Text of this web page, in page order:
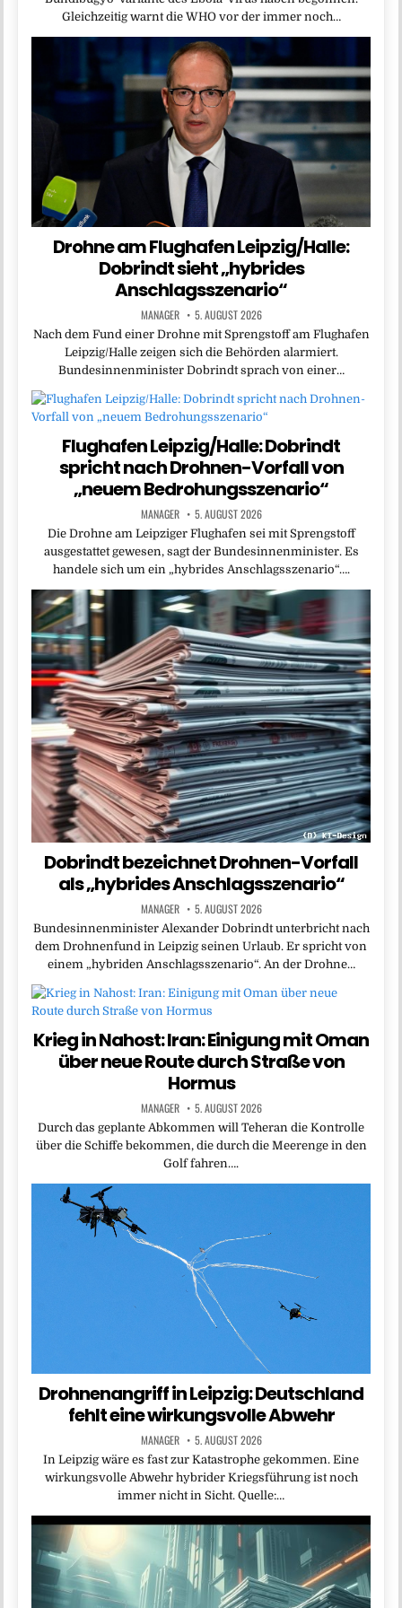
Gleichzeitig warnt die WHO vor der immer noch…
Drohne am Flughafen Leipzig/Halle:
Dobrindt sieht „hybrides
Anschlagsszenario“
MANAGER 5. AUGUST 2026
Nach dem Fund einer Drohne mit Sprengstoff am Flughafen
Leipzig/Halle zeigen sich die Behörden alarmiert.
Bundesinnenminister Dobrindt sprach von einer…
Flughafen Leipzig/Halle: Dobrindt
spricht nach Drohnen-Vorfall von
„neuem Bedrohungsszenario“
MANAGER 5. AUGUST 2026
Die Drohne am Leipziger Flughafen sei mit Sprengstoff
ausgestattet gewesen, sagt der Bundesinnenminister. Es
handele sich um ein „hybrides Anschlagsszenario“….
Dobrindt bezeichnet Drohnen-Vorfall
als „hybrides Anschlagsszenario“
MANAGER 5. AUGUST 2026
Bundesinnenminister Alexander Dobrindt unterbricht nach
dem Drohnenfund in Leipzig seinen Urlaub. Er spricht von
einem „hybriden Anschlagsszenario“. An der Drohne…
Krieg in Nahost: Iran: Einigung mit Oman
über neue Route durch Straße von
Hormus
MANAGER 5. AUGUST 2026
Durch das geplante Abkommen will Teheran die Kontrolle
über die Schiffe bekommen, die durch die Meerenge in den
Golf fahren….
Drohnenangriff in Leipzig: Deutschland
fehlt eine wirkungsvolle Abwehr
MANAGER 5. AUGUST 2026
In Leipzig wäre es fast zur Katastrophe gekommen. Eine
wirkungsvolle Abwehr hybrider Kriegsführung ist noch
immer nicht in Sicht. Quelle:…